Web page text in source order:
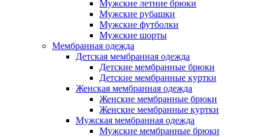
Мужские летние брюки
Мужские рубашки
Мужские футболки
Мужские шорты
Мембранная одежда
Детская мембранная одежда
Детские мембранные брюки
Детские мембранные куртки
Женская мембранная одежда
Женские мембранные брюки
Женские мембранные куртки
Мужская мембранная одежда
Мужские мембранные брюки